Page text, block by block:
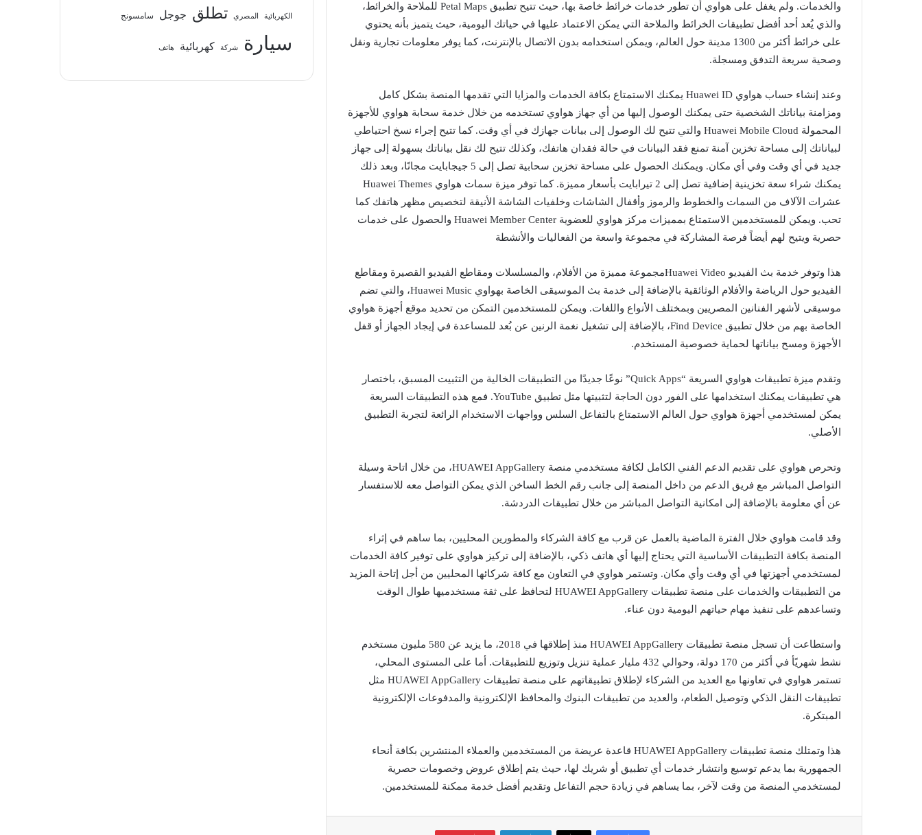
والخدمات. ولم يغفل على هواوي أن تطور خدمات خرائط خاصة بها، حيث تتيح تطبيق Petal Maps للملاحة والخرائط،
والذي يُعد أحد أفضل تطبيقات الخرائط والملاحة التي يمكن الاعتماد عليها في حياتك اليومية، حيث يتميز بأنه يحتوي
على خرائط أكثر من 1300 مدينة حول العالم، ويمكن استخدامه بدون الاتصال بالإنترنت، كما يوفر معلومات تجارية ونقل
وصحية سريعة التدفق ومسجلة.
وعند إنشاء حساب هواوي Huawei ID يمكنك الاستمتاع بكافة الخدمات والمزايا التي تقدمها المنصة بشكل كامل
ومزامنة بياناتك الشخصية حتى يمكنك الوصول إليها من أي جهاز هواوي تستخدمه من خلال خدمة سحابة هواوي للأجهزة
المحمولة Huawei Mobile Cloud والتي تتيح لك الوصول إلى بيانات جهازك في أي وقت. كما تتيح إجراء نسخ احتياطي
لبياناتك إلى مساحة تخزين آمنة تمنع فقد البيانات في حالة فقدان هاتفك، وكذلك تتيح لك نقل بياناتك بسهولة إلى جهاز
جديد في أي وقت وفي أي مكان. ويمكنك الحصول على مساحة تخزين سحابية تصل إلى 5 جيجابايت مجانًا، وبعد ذلك
يمكنك شراء سعة تخزينية إضافية تصل إلى 2 تيرابايت بأسعار مميزة. كما توفر ميزة سمات هواوي Huawei Themes
عشرات الآلاف من السمات والخطوط والرموز وأقفال الشاشات وخلفيات الشاشة الأنيقة لتخصيص مظهر هاتفك كما
تحب. ويمكن للمستخدمين الاستمتاع بمميزات مركز هواوي للعضوية Huawei Member Center والحصول على خدمات
حصرية ويتيح لهم أيضاً فرصة المشاركة في مجموعة واسعة من الفعاليات والأنشطة
هذا وتوفر خدمة بث الفيديو Huawei Videoمجموعة مميزة من الأفلام، والمسلسلات ومقاطع الفيديو القصيرة ومقاطع
الفيديو حول الرياضة والأفلام الوثائقية بالإضافة إلى خدمة بث الموسيقى الخاصة بهواوي Huawei Music، والتي تضم
موسيقى لأشهر الفنانين المصريين وبمختلف الأنواع واللغات. ويمكن للمستخدمين التمكن من تحديد موقع أجهزة هواوي
الخاصة بهم من خلال تطبيق Find Device، بالإضافة إلى تشغيل نغمة الرنين عن بُعد للمساعدة في إيجاد الجهاز أو قفل
الأجهزة ومسح بياناتها لحماية خصوصية المستخدم.
وتقدم ميزة تطبيقات هواوي السريعة “Quick Apps” نوعًا جديدًا من التطبيقات الخالية من التثبيت المسبق، باختصار
هي تطبيقات يمكنك استخدامها على الفور دون الحاجة لتثبيتها مثل تطبيق YouTube. فمع هذه التطبيقات السريعة
يمكن لمستخدمي أجهزة هواوي حول العالم الاستمتاع بالتفاعل السلس وواجهات الاستخدام الرائعة لتجربة التطبيق
الأصلي.
وتحرص هواوي على تقديم الدعم الفني الكامل لكافة مستخدمي منصة HUAWEI AppGallery، من خلال اتاحة وسيلة
التواصل المباشر مع فريق الدعم من داخل المنصة إلى جانب رقم الخط الساخن الذي يمكن التواصل معه للاستفسار
عن أي معلومة بالإضافة إلى امكانية التواصل المباشر من خلال تطبيقات الدردشة.
وقد قامت هواوي خلال الفترة الماضية بالعمل عن قرب مع كافة الشركاء والمطورين المحليين، بما ساهم في إثراء
المنصة بكافة التطبيقات الأساسية التي يحتاج إليها أي هاتف ذكي، بالإضافة إلى تركيز هواوي على توفير كافة الخدمات
لمستخدمي أجهزتها في أي وقت وأي مكان. وتستمر هواوي في التعاون مع كافة شركائها المحليين من أجل إتاحة المزيد
من التطبيقات والخدمات على منصة تطبيقات HUAWEI AppGallery لتحافظ على ثقة مستخدميها طوال الوقت
وتساعدهم على تنفيذ مهام حياتهم اليومية دون عناء.
واستطاعت أن تسجل منصة تطبيقات HUAWEI AppGallery منذ إطلاقها في 2018، ما يزيد عن 580 مليون مستخدم
نشط شهريًأ في أكثر من 170 دولة، وحوالي 432 مليار عملية تنزيل وتوزيع للتطبيقات. أما على المستوى المحلي،
تستمر هواوي في تعاونها مع العديد من الشركاء لإطلاق تطبيقاتهم على منصة تطبيقات HUAWEI AppGallery مثل
تطبيقات النقل الذكي وتوصيل الطعام، والعديد من تطبيقات البنوك والمحافظ الإلكترونية والمدفوعات الإلكترونية
المبتكرة.
هذا وتمتلك منصة تطبيقات HUAWEI AppGallery قاعدة عريضة من المستخدمين والعملاء المنتشرين بكافة أنحاء
الجمهورية بما يدعم توسيع وانتشار خدمات أي تطبيق أو شريك لها، حيث يتم إطلاق عروض وخصومات حصرية
لمستخدمي المنصة من وقت لآخر، بما يساهم في زيادة حجم التفاعل وتقديم أفضل خدمة ممكنة للمستخدمين.
الكهربائية المصري تطلق جوجل سامسونج
سيارة شركة كهربائية هاتف